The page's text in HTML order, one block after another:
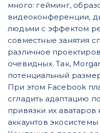
много: гейминг,
видеоконференции,
людьми с эффектом
совместные занятия
различное
очевидных. Так,
потенциальный
При этом Facebook
сгладить адаптацию
привязки их
аккаунтов